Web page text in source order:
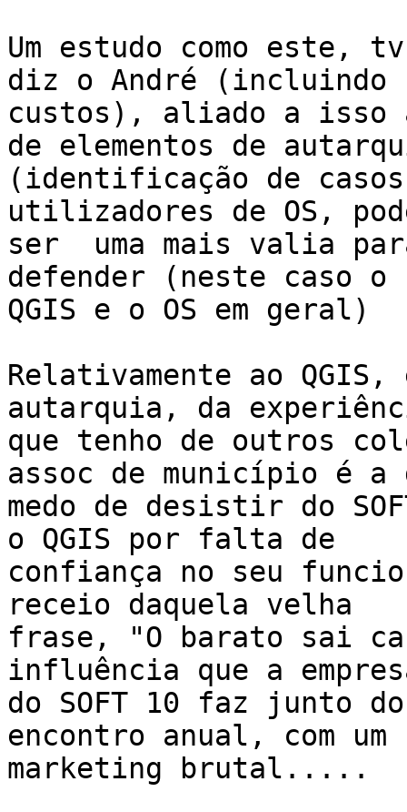
Um estudo como este,
diz o André (incluindo
custos), aliado a isso
de elementos de
(identificação de
utilizadores de OS,
ser  uma mais valia
defender (neste caso o
QGIS e o OS em geral)
Relativamente ao
autarquia, da
que tenho de outros
assoc de município é a
medo de desistir do
o QGIS por falta de
confiança no seu
receio daquela velha
frase, "O barato sai
influência que a
do SOFT 10 faz junto
encontro anual, com um
marketing brutal.....